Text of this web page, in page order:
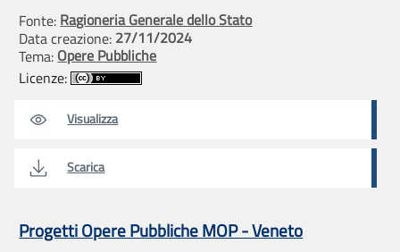
Fonte: Ragioneria Generale dello Stato
Data creazione: 27/11/2024
Tema: Opere Pubbliche
Licenze:
Visualizza
Scarica
Progetti Opere Pubbliche MOP - Veneto